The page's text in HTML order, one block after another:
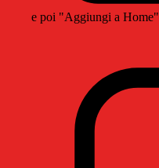
e poi "Aggiungi a Home"